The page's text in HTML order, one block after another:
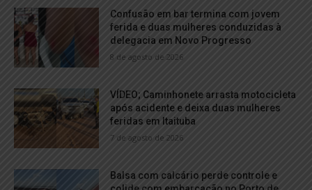
Confusão em bar termina com jovem
ferida e duas mulheres conduzidas à
delegacia em Novo Progresso
8 de agosto de 2026
VÍDEO; Caminhonete arrasta motocicleta
após acidente e deixa duas mulheres
feridas em Itaituba
7 de agosto de 2026
Balsa com calcário perde controle e